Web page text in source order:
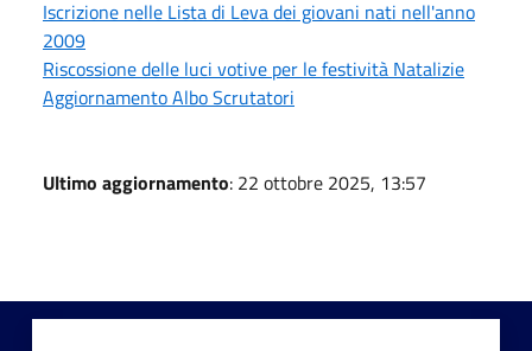
Iscrizione nelle Lista di Leva dei giovani nati nell'anno
2009
Riscossione delle luci votive per le festività Natalizie
Aggiornamento Albo Scrutatori
Ultimo aggiornamento: 22 ottobre 2025, 13:57